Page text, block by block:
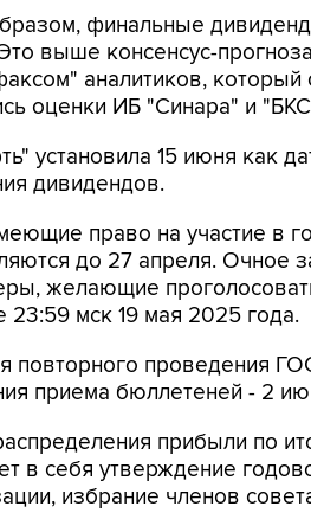
финальные
выше консенсус-
аналитиков, который
оценки ИБ "Синара" и
установила 15 июня как
дивидендов.
право на участие в
до 27 апреля. Очное
желающие
23:59 мск 19 мая 2025 года.
повторного проведения
приема бюллетеней - 2
прибыли по
в себя утверждение
избрание членов